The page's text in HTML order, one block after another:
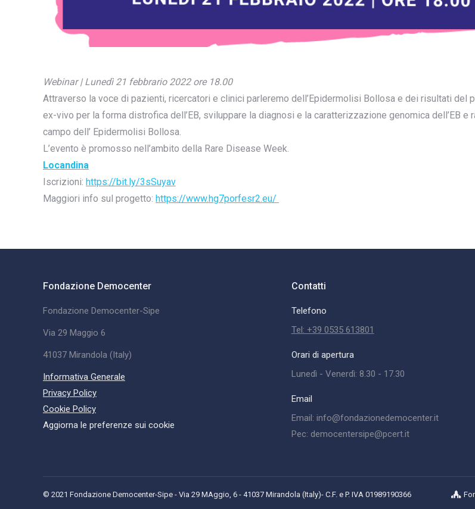
Webinar | Lunedì 21 febbrario 2022 ore 18.00
Attraverso la voce di pazienti, ricercatori e clinici parleremo dell’Epidermolisi Bollosa e dei risultati
ex-vivo per la forma distrofica dell’EB, sviluppare la diagnosi e la caratterizzazione genomica dell’EB
campo dell’ Epidermolisi Bollosa.
L’evento è promosso nell’ambito della Rare Disease Week.
Locandina
Iscrizioni: https://bit.ly/3sSuyav
Maggiori info sul progetto: https://www.hg7porfesr2.eu/
Fondazione Democenter
Fondazione Democenter-Sipe
Via 29 Maggio 6
41037 Mirandola (Italy)
Informativa Generale
Privacy Policy
Cookie Policy
Aggiorna le preferenze sui cookie
Contatti
Telefono
Tel: +39 0535 613801
Orari di apertura
Lunedì - Venerdì: 8.30 - 17.30
Email
Email: info@fondazionedemocenter.it
Pec: democentersipe@pcert.it
© 2021 Fondazione Democenter-Sipe - Via 29 MAggio, 6 - 41037 Mirandola (Italy)- C.F. e P. IVA 01989190366